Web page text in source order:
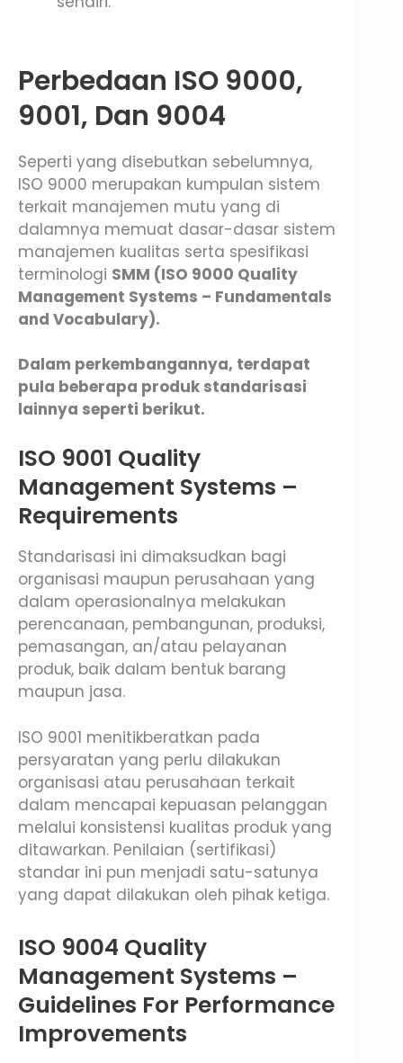
Perbedaan ISO 9000,
9001, Dan 9004
Seperti yang disebutkan sebelumnya,
ISO 9000 merupakan kumpulan sistem
terkait manajemen mutu yang di
dalamnya memuat dasar-dasar sistem
manajemen kualitas serta spesifikasi
terminologi SMM (ISO 9000 Quality
Management Systems – Fundamentals
and Vocabulary).
Dalam perkembangannya, terdapat
pula beberapa produk standarisasi
lainnya seperti berikut.
ISO 9001 Quality
Management Systems –
Requirements
Standarisasi ini dimaksudkan bagi
organisasi maupun perusahaan yang
dalam operasionalnya melakukan
perencanaan, pembangunan, produksi,
pemasangan, an/atau pelayanan
produk, baik dalam bentuk barang
maupun jasa.
ISO 9001 menitikberatkan pada
persyaratan yang perlu dilakukan
organisasi atau perusahaan terkait
dalam mencapai kepuasan pelanggan
melalui konsistensi kualitas produk yang
ditawarkan. Penilaian (sertifikasi)
standar ini pun menjadi satu-satunya
yang dapat dilakukan oleh pihak ketiga.
ISO 9004 Quality
Management Systems –
Guidelines For Performance
Improvements